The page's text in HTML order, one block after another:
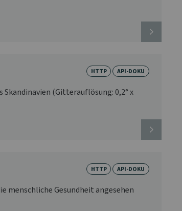
HTTP API-DOKU
(Gitterauflösung: 0,2° x
HTTP API-DOKU
menschliche Gesundheit angesehen